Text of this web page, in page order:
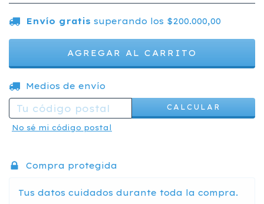
Envío gratis superando los $200.000,00
Entregas para el CP:
Medios de envío
CALCULAR
No sé mi código postal
Compra protegida
Tus datos cuidados durante toda la compra.